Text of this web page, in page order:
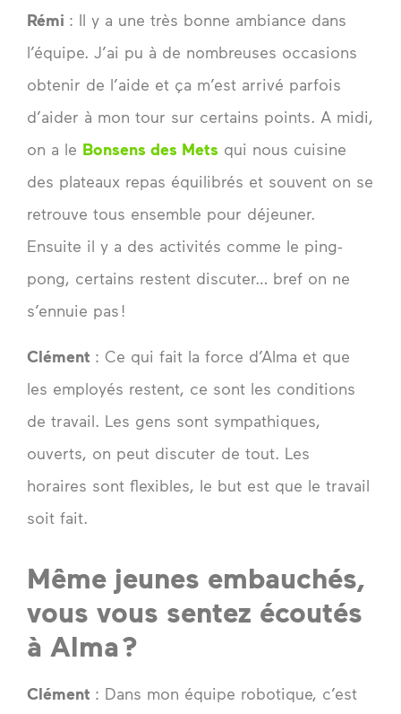
Rémi : Il y a une très bonne ambiance dans
l’équipe. J’ai pu à de nombreuses occasions
obtenir de l’aide et ça m’est arrivé parfois
d’aider à mon tour sur certains points. A midi,
on a le Bonsens des Mets qui nous cuisine
des plateaux repas équilibrés et souvent on se
retrouve tous ensemble pour déjeuner.
Ensuite il y a des activités comme le ping-
pong, certains restent discuter… bref on ne
s’ennuie pas !
Clément : Ce qui fait la force d’Alma et que
les employés restent, ce sont les conditions
de travail. Les gens sont sympathiques,
ouverts, on peut discuter de tout. Les
horaires sont flexibles, le but est que le travail
soit fait.
Même jeunes embauchés,
vous vous sentez écoutés
à Alma ?
Clément : Dans mon équipe robotique, c’est